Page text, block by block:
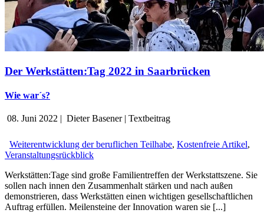
Der Werkstätten:Tag 2022 in Saarbrücken
Wie war´s?
08. Juni 2022 | Dieter Basener| Textbeitrag
Weiterentwicklung der beruflichen Teilhabe, Kostenfreie Artikel,
Veranstaltungsrückblick
Werkstätten:Tage sind große Familientreffen der Werkstattszene. Sie
sollen nach innen den Zusammenhalt stärken und nach außen
demonstrieren, dass Werkstätten einen wichtigen gesellschaftlichen
Auftrag erfüllen. Meilensteine der Innovation waren sie [...]